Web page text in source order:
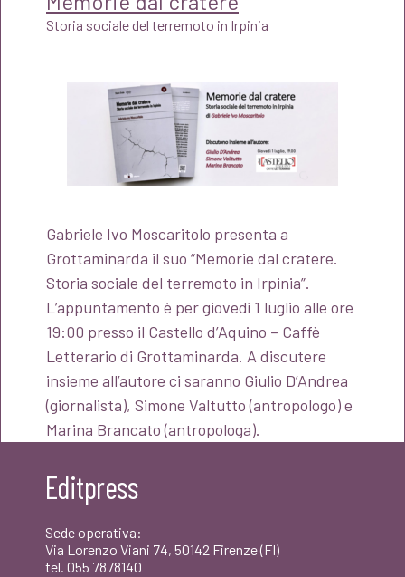
Storia sociale del terremoto in Irpinia
Gabriele Ivo Moscaritolo presenta a
Grottaminarda il suo “Memorie dal cratere.
Storia sociale del terremoto in Irpinia”.
L’appuntamento è per giovedì 1 luglio alle ore
19:00 presso il Castello d’Aquino – Caffè
Letterario di Grottaminarda. A discutere
insieme all’autore ci saranno Giulio D’Andrea
(giornalista), Simone Valtutto (antropologo) e
Marina Brancato (antropologa).
Editpress
Sede operativa:
Via Lorenzo Viani 74, 50142 Firenze (FI)
tel. 055 7878140